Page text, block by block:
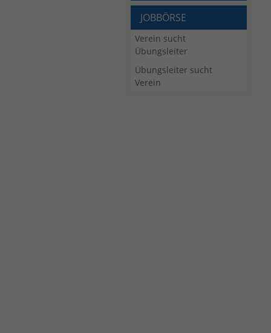
JOBBÖRSE
Verein sucht
Übungsleiter
Übungsleiter sucht
Verein